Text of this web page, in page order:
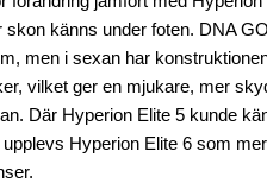
skon känns under foten. DNA
men i sexan har
vilket ger en mjukare, mer
Där Hyperion Elite 5 kunde
Hyperion Elite 6 som